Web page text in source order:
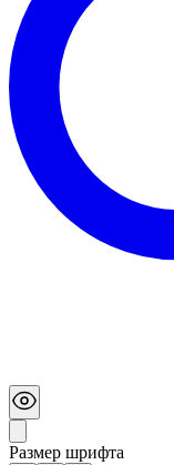
Размер шрифта